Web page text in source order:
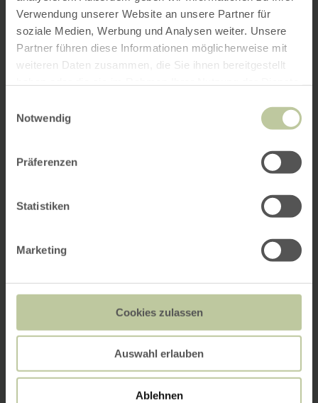
Verwendung unserer Website an unsere Partner für
soziale Medien, Werbung und Analysen weiter. Unsere
Partner führen diese Informationen möglicherweise mit
weiteren Daten zusammen, die Sie ihnen bereitgestellt
Notwendig
Präferenzen
Statistiken
Marketing
Cookies zulassen
Auswahl erlauben
Ablehnen